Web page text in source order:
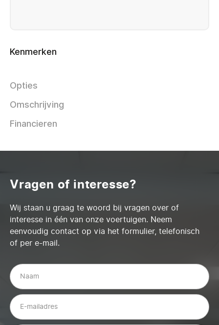
Kenmerken
Opties
Omschrijving
Financieren
Vragen of interesse?
Wij staan u graag te woord bij vragen over of
interesse in één van onze voertuigen. Neem
eenvoudig contact op via het formulier, telefonisch
of per e-mail.